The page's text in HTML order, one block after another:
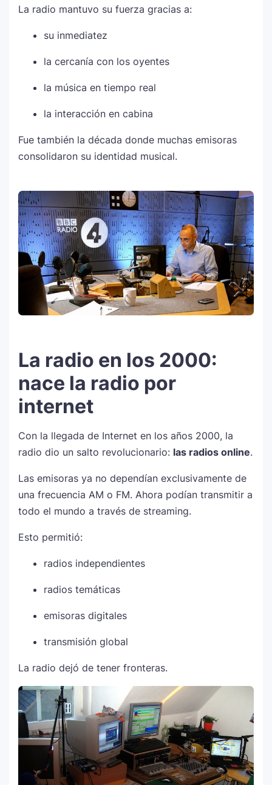
La radio mantuvo su fuerza gracias a:
su inmediatez
la cercanía con los oyentes
la música en tiempo real
la interacción en cabina
Fue también la década donde muchas emisoras
consolidaron su identidad musical.
La radio en los 2000:
nace la radio por
internet
Con la llegada de Internet en los años 2000, la
radio dio un salto revolucionario: las radios online.
Las emisoras ya no dependían exclusivamente de
una frecuencia AM o FM. Ahora podían transmitir a
todo el mundo a través de streaming.
Esto permitió:
radios independientes
radios temáticas
emisoras digitales
transmisión global
La radio dejó de tener fronteras.